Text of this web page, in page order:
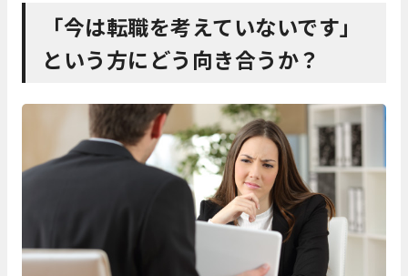
「今は転職を考えていないです」
という方にどう向き合うか？